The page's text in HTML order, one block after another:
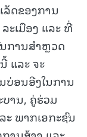
ດຂອງການ
ເມືອງ ແລະ ທີ່
ການສຳຫຼວດ
ແລະ ຈະ
ອນອີງໃນການ
ານ, ຄູ່ຮ່ວມ
ພາກເອກະຊົນ